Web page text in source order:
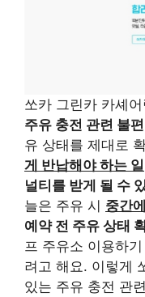
쏘카 그린카 카셰
주유 충전 관련 불
유 상태를 제대로
게 반납해야 하는 일
널티를 받게 될 수
늘은 주유 시 중간
예약 전 주유 상태
프 주유소 이용하
려고 해요. 이렇게
있는 주유 충전 관